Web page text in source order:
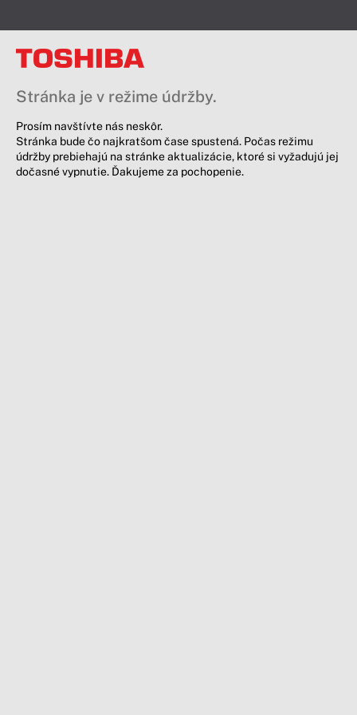
Stránka je v režime údržby.
Prosím navštívte nás neskôr.
Stránka bude čo najkratšom čase spustená. Počas režimu
údržby prebiehajú na stránke aktualizácie, ktoré si vyžadujú jej
dočasné vypnutie. Ďakujeme za pochopenie.